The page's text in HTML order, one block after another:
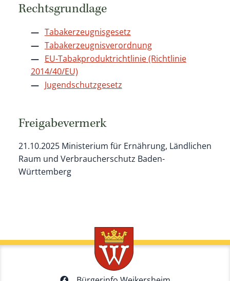
Rechtsgrundlage
Tabakerzeugnisgesetz
Tabakerzeugnisverordnung
EU-Tabakproduktrichtlinie (Richtlinie
2014/40/EU)
Jugendschutzgesetz
Freigabevermerk
21.10.2025 Ministerium für Ernährung, Ländlichen
Raum und Verbraucherschutz Baden-
Württemberg